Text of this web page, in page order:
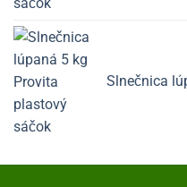
Slnečnica